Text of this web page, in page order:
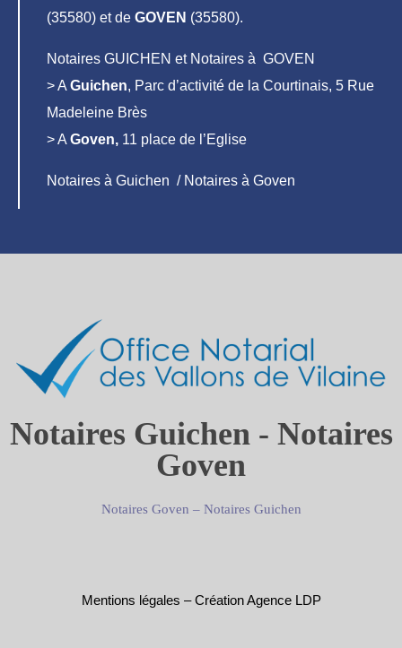
(35580) et de GOVEN (35580).
Notaires GUICHEN et Notaires à GOVEN
> A Guichen, Parc d’activité de la Courtinais, 5 Rue
Madeleine Brès
> A Goven, 11 place de l’Eglise
Notaires à Guichen / Notaires à Goven
Notaires Guichen - Notaires
Goven
Notaires Goven – Notaires Guichen
Mentions légales –Création Agence LDP